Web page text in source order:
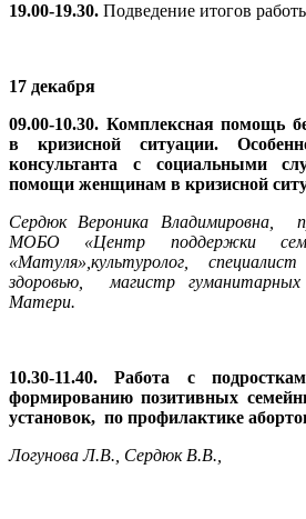
19.00-19.30. Подведение итогов
17 декабря
09.00-10.30. Комплексная помощь
в кризисной ситуации.
консультанта с социальными
помощи женщинам в кризисной
Сердюк Вероника Владимировна,
МОБО «Центр поддержки
«Матуля»,культуролог,
здоровью, магистр гуманитарных
Матери.
10.30-11.40. Работа с
формированию позитивных
установок, по профилактике
Логунова Л.В., Сердюк В.В.,